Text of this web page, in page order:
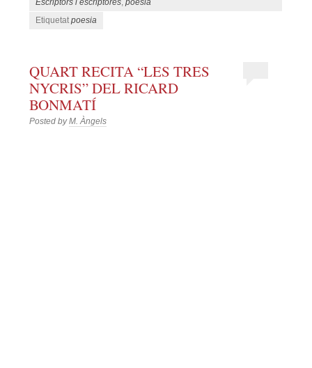
Etiquetatpoesia
QUART RECITA “LES TRES
NYCRIS” DEL RICARD
BONMATÍ
Posted byM. Àngels